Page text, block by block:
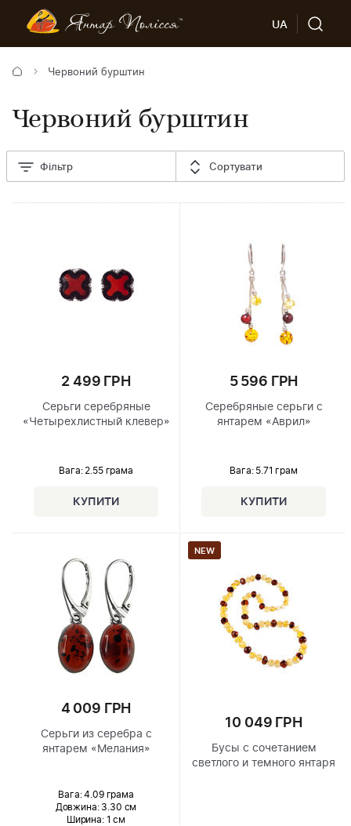
UA
Червоний бурштин
Червоний бурштин
Фільтр Сортувати
2 499 ГРН
Серьги серебряные
«Четырехлистный клевер»
Вага: 2.55 грама
5 596 ГРН
Серебряные серьги с
янтарем «Аврил»
Вага: 5.71 грам
4 009 ГРН
Серьги из серебра с
янтарем «Мелания»
Вага: 4.09 грама
Довжина:3.30 см
Ширина: 1 см
NEW
10 049 ГРН
Бусы с сочетанием
светлого и темного янтаря